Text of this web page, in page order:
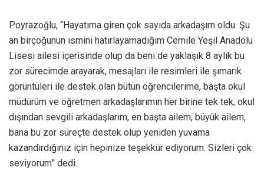
Poyrazoğlu, “Hayatıma giren çok sayıda arkadaşım oldu. Şu
an birçoğunun ismini hatırlayamadığım Cemile Yeşil Anadolu
Lisesi ailesi içerisinde olup da beni de yaklaşık 8 aylık bu
zor sürecimde arayarak, mesajları ile resimleri ile şımarık
görüntüleri ile destek olan bütün öğrencilerime, başta okul
müdürüm ve öğretmen arkadaşlarımın her birine tek tek, okul
dışından sevgili arkadaşlarım, en başta ailem, büyük ailem,
bana bu zor süreçte destek olup yeniden yuvama
kazandırdığınız için hepinize teşekkür ediyorum. Sizleri çok
seviyorum” dedi.